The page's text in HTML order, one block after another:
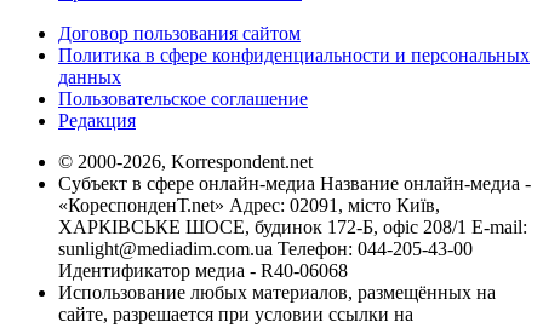
Договор пользования сайтом
Политика в сфере конфиденциальности и персональных
данных
Пользовательское соглашение
Редакция
© 2000-2026, Korrespondent.net
Субъект в сфере онлайн-медиа Название онлайн-медиа -
«КореспонденТ.net» Адрес: 02091, місто Київ,
ХАРКІВСЬКЕ ШОСЕ, будинок 172-Б, офіс 208/1 E-mail:
sunlight@mediadim.com.ua Телефон: 044-205-43-00
Идентификатор медиа - R40-06068
Использование любых материалов, размещённых на
сайте, разрешается при условии ссылки на